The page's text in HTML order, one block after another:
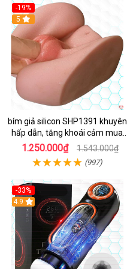
-19%
Hot
5
bím giả silicon SHP1391 khuyên
hấp dẫn, tăng khoái cảm mua
ngay
1.250.000₫ 1.543.000₫
(997)
-33%
Hot
4.9